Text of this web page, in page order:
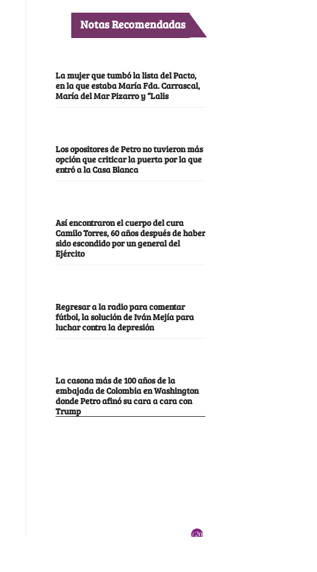
Notas Recomendadas
La mujer que tumbó la lista del Pacto,
en la que estaba María Fda. Carrascal,
María del Mar Pizarro y “Lalis
Los opositores de Petro no tuvieron más
opción que criticar la puerta por la que
entró a la Casa Blanca
Así encontraron el cuerpo del cura
Camilo Torres, 60 años después de haber
sido escondido por un general del
Ejército
Regresar a la radio para comentar
fútbol, la solución de Iván Mejía para
luchar contra la depresión
La casona más de 100 años de la
embajada de Colombia en Washington
donde Petro afinó su cara a cara con
Trump